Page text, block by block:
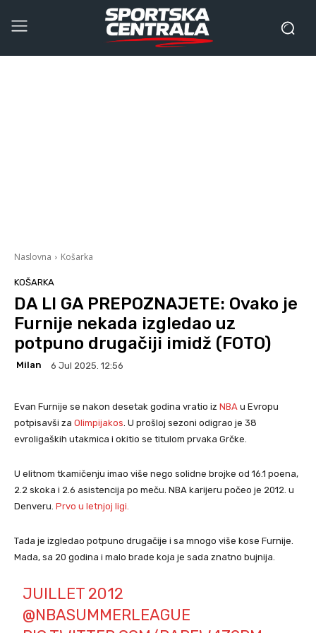
Naslovna Košarka
KOŠARKA
DA LI GA PREPOZNAJETE: Ovako je
Furnije nekada izgledao uz
potpuno drugačiji imidž (FOTO)
Milan 6 Jul 2025. 12:56
Evan Furnije se nakon desetak godina vratio iz NBA u Evropu
potpisavši za Olimpijakos . U prošloj sezoni odigrao je 38
evroligaških utakmica i okitio se titulom prvaka Grčke.
U elitnom tkamičenju imao više nego solidne brojke od 16.1 poena,
2.2 skoka i 2.6 asistencija po meču. NBA karijeru počeo je 2012. u
Denveru. Prvo u letnjoj ligi.
Tada je izgledao potpuno drugačije i sa mnogo više kose Furnije.
Mada, sa 20 godina i malo brade koja je sada znatno bujnija.
JUILLET 2012
@NBASUMMERLEAGUE